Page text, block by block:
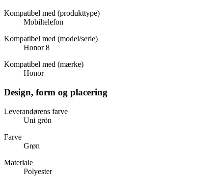
Kompatibel med (produkttype)
Mobiltelefon
Kompatibel med (model/serie)
Honor 8
Kompatibel med (mærke)
Honor
Design, form og placering
Leverandørens farve
Uni grön
Farve
Grøn
Materiale
Polyester